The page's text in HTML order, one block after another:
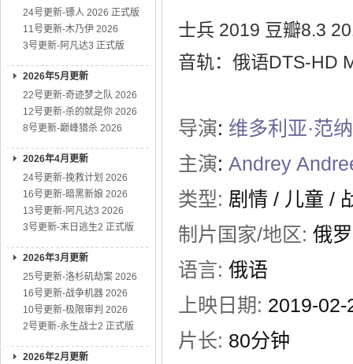
24号更新-镖人 2026 正式版
11号更新-木乃伊 2026
3号更新-阿凡达3 正式版
2026年5月更新
22号更新-奇迹梦之队 2026
12号更新-杀的就是你 2026
8号更新-巅峰猎杀 2026
2026年4月更新
24号更新-挽救计划 2026
16号更新-暗黑新娘 2026
13号更新-阿凡达3 2026
3号更新-末日逃生2 正式版
2026年3月更新
25号更新-洛杉矶劫案 2026
16号更新-战争机器 2026
10号更新-极限审判 2026
2号更新-永生战士2 正式版
2026年2月更新
士兵 2019 豆瓣8.3
音轨：俄语DTS-HD
导演: 维多利亚·范
主演: Andrey
类型: 剧情 / 儿童 /
制片国家/地区: 俄
语言: 俄语
上映日期: 2019-02-
片长: 80分钟